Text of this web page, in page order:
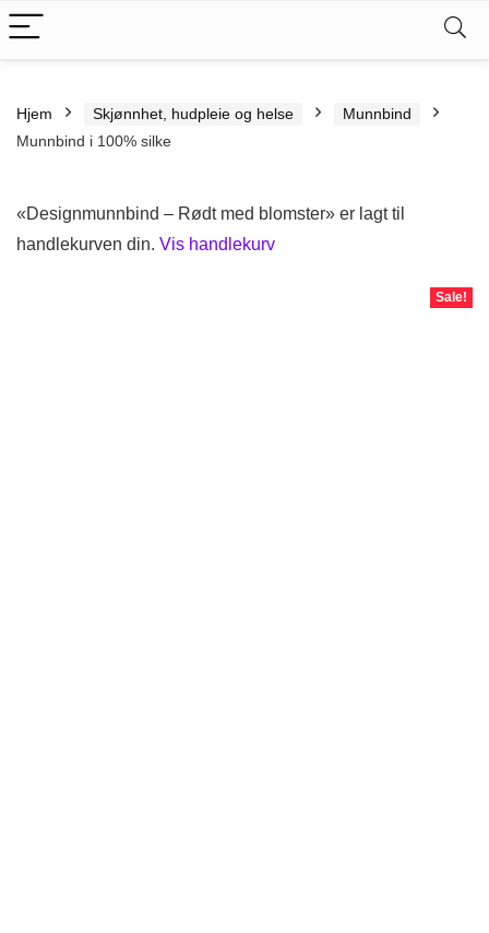
Hjem Skjønnhet, hudpleie og helse
Munnbind
Munnbind i 100% silke
«Designmunnbind – Rødt med blomster» er lagt til
handlekurven din. Vis handlekurv
Sale!